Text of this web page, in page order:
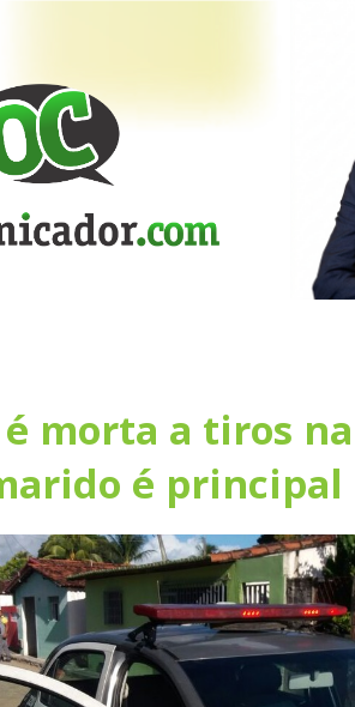
morta a tiros
é principal